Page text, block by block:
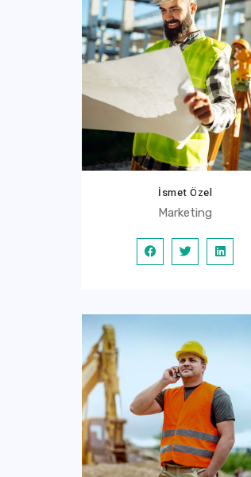
İsmet Özel
Marketing